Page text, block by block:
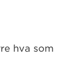
hva som